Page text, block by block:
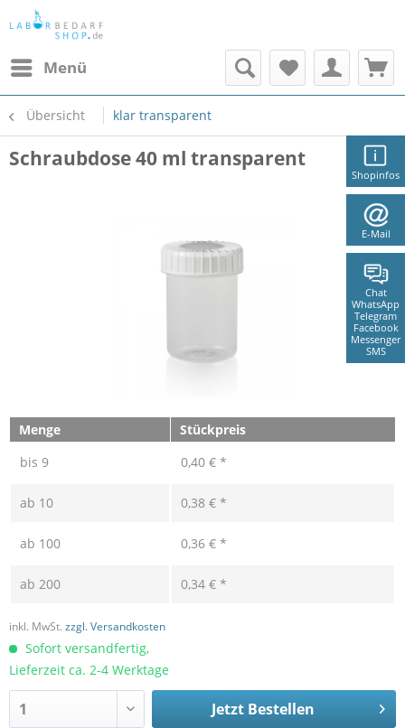
Shopinfos
E-Mail
Chat
WhatsApp
Telegram
Facebook
Messenger
SMS
Menü
Übersicht klar transparent
Schraubdose 40 ml transparent
Menge
Stückpreis
bis 9 0,40 € *
ab 10 0,38 € *
ab 100 0,36 € *
ab 200 0,34 € *
inkl. MwSt. zzgl. Versandkosten
Sofort versandfertig,
Lieferzeit ca. 2-4 Werktage
Jetzt Bestellen